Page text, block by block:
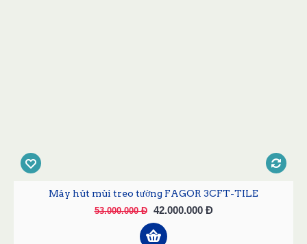
Máy hút mùi treo tường FAGOR 3CFT-TILE
53.000.000 Đ 42.000.000 Đ